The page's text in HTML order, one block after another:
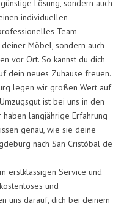
Lösung, sondern auch
individuellen
Team
Möbel, sondern auch
vor Ort. So kannst du dich
dein neues Zuhause freuen.
legen wir großen Wert auf
ist bei uns in den
langjährige Erfahrung
genau, wie sie deine
nach San Cristóbal de
erstklassigen Service und
und
uns darauf, dich bei deinem